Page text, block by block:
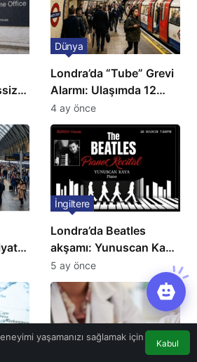
Londra’da “Tube” Grevi
Alarmı: Ulaşımda 12
Günlük Kaos Kapıda
Dünya
4 ay önce
Londra’da Beatles
akşamı: Yunuscan Kaya
klasik yorumuyla
sahnede
İngiltere
5 ay önce
yaşamanızı sağlamak için
Kabul